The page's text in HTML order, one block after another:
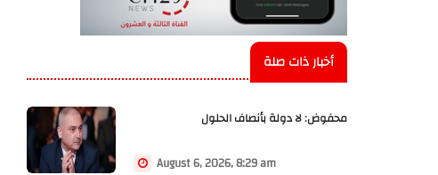
أخبار ذات صلة
محفوض: لا دولة بأنصاف الحلول
August 6, 2026, 8:29 am